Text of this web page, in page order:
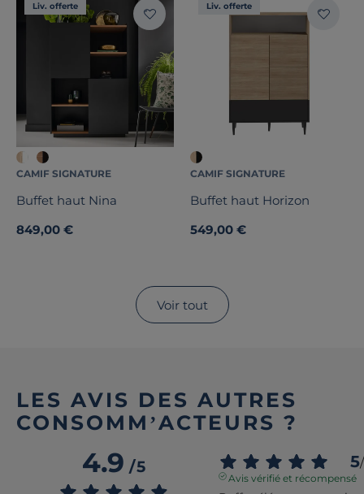
Liv. offerte
CAMIF SIGNATURE
Buffet haut Nina
849,00 €
Liv. offerte
CAMIF SIGNATURE
Buffet haut Horizon
549,00 €
Voir tout
LES AVIS DES AUTRES
CONSOMM’ACTEURS ?
4.9/5 5/
Avis vérifié et récompensé